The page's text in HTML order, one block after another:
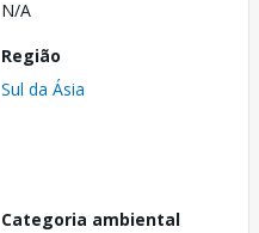
N/A
Região
Sul da Ásia
Categoria ambiental